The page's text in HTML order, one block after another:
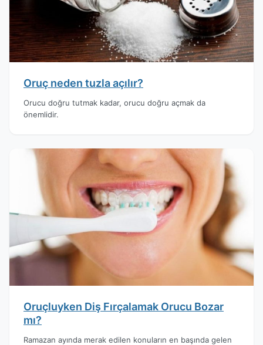
Oruç neden tuzla açılır?
Orucu doğru tutmak kadar, orucu doğru açmak da
önemlidir.
Oruçluyken Diş Fırçalamak Orucu Bozar
mı?
Ramazan ayında merak edilen konuların en başında gelen